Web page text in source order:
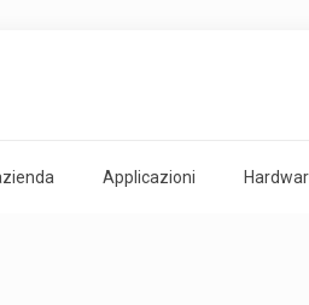
Applicazioni